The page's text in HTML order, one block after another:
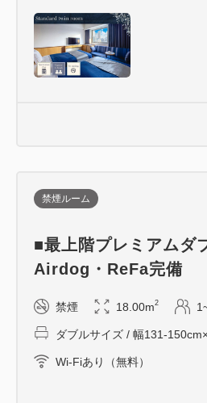
禁煙ルーム
■最上階プレミアムダ
Airdog・ReFa完備
禁煙 18.00m2
ダブルサイズ / 幅131-
Wi-Fiあり（無料）